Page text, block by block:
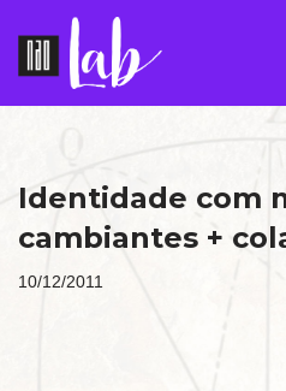
Pular
Identidade com
cambiantes +
10/12/2011